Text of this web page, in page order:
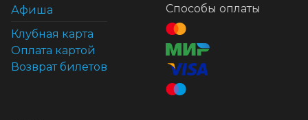
Афиша
Клубная карта
Оплата картой
Возврат билетов
Способы оплаты